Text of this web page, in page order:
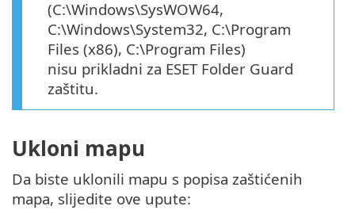
(C:\Windows\SysWOW64,
C:\Windows\System32, C:\Program
Files (x86), C:\Program Files)
nisu prikladni za ESET Folder Guard
zaštitu.
Ukloni mapu
Da biste uklonili mapu s popisa zaštićenih
mapa, slijedite ove upute: